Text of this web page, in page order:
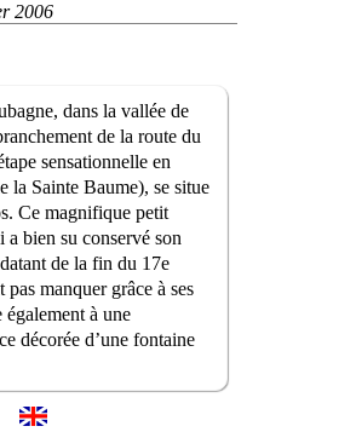
2006
dans la vallée de
de la route du
sensationnelle en
la Sainte Baume), se situe
Ce magnifique petit
bien su conservé son
de la fin du 17e
pas manquer grâce à ses
à une
décorée d’une fontaine